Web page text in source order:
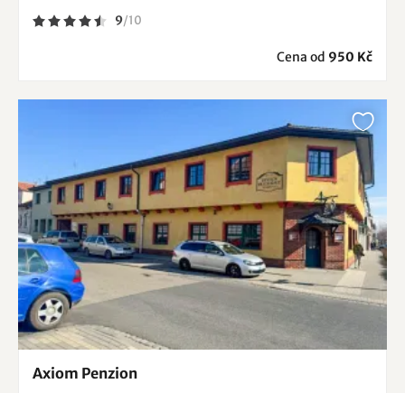
9/10
Cena od 950 Kč
Axiom Penzion